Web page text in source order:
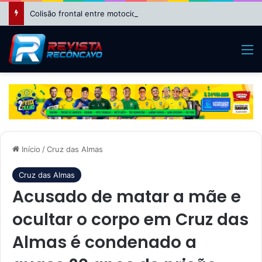
Início /Cruz das Almas
Cruz das Almas
Acusado de matar a mãe e
ocultar o corpo em Cruz das
Almas é condenado a